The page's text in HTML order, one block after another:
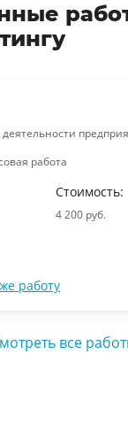
работа
Стоимость:
4 200 руб.
работу
все